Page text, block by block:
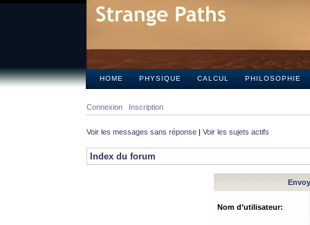
HOME PHYSIQUE CALCUL PHILOSOPHIE
Connexion Inscription
Voir les messages sans réponse | Voir les sujets actifs
Index du forum
Nom d’utilisateur: